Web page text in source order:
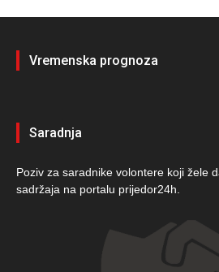
Vremenska prognoza
Saradnja
Poziv za saradnike volontere koji žele
sadržaja na portalu prijedor24h.